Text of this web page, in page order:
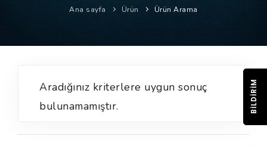
YARDIMAna sayfa Ürün Ürün Arama
Aradığınız kriterlere uygun sonuç
bulunamamıştır.
BILDIRIM